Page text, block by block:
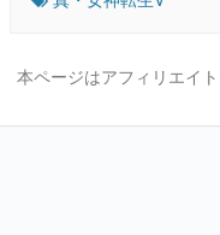
本ページはアフィリエイ